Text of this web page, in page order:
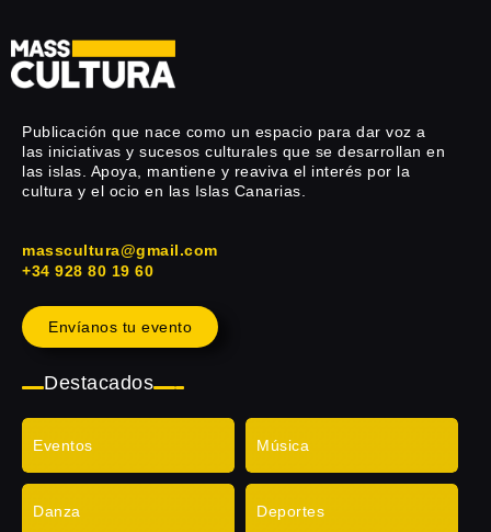
Publicación que nace como un espacio para dar voz a
las iniciativas y sucesos culturales que se desarrollan en
las islas. Apoya, mantiene y reaviva el interés por la
cultura y el ocio en las Islas Canarias.
masscultura@gmail.com
+34 928 80 19 60
Envíanos tu evento
Destacados
Eventos Música
Danza Deportes